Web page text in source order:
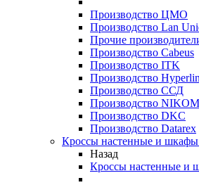
Производство ЦМО
Производство Lan
Прочие
Производство Cabeus
Производство ITK
Производство
Производство ССД
Производство
Производство DKC
Производство Datarex
Кроссы настенные и шкафы
Назад
Кроссы настенные и